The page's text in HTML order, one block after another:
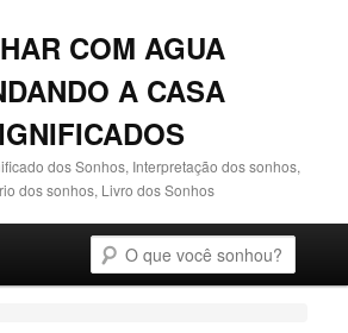
COM AGUA
A CASA
dos Sonhos, Interpretação dos sonhos,
dos sonhos, Livro dos Sonhos